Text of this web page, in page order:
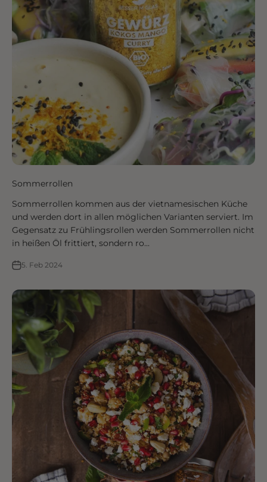
Sommerrollen
Sommerrollen kommen aus der vietnamesischen Küche
und werden dort in allen möglichen Varianten serviert. Im
Gegensatz zu Frühlingsrollen werden Sommerrollen nicht
in heißen Öl frittiert, sondern ro...
5. Feb 2024